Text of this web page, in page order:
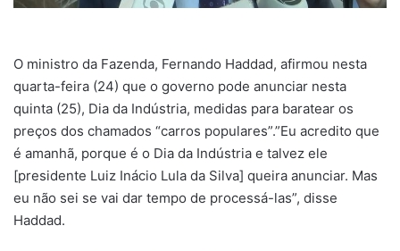
O ministro da Fazenda, Fernando Haddad, afirmou nesta
quarta-feira (24) que o governo pode anunciar nesta
quinta (25), Dia da Indústria, medidas para baratear os
preços dos chamados “carros populares”.”Eu acredito que
é amanhã, porque é o Dia da Indústria e talvez ele
[presidente Luiz Inácio Lula da Silva] queira anunciar. Mas
eu não sei se vai dar tempo de processá-las”, disse
Haddad.